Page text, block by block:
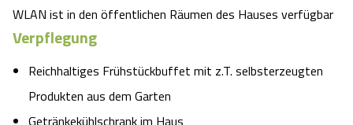
WLAN ist in den öffentlichen Räumen des Hauses verfügbar
Verpflegung
Reichhaltiges Frühstückbuffet mit z.T. selbsterzeugten
Produkten aus dem Garten